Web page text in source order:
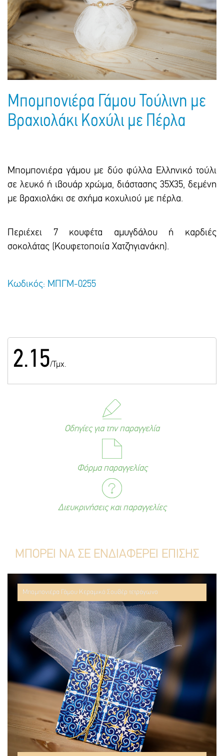
Πακέτα Δώρων
Σακούλες
Τσάντες - Ποδιές - Ομπρέλες
Βιβλία
Παιδικό Πάρτι
Παιδικά Είδη
Ημερολόγια - Ατζέντες
Γραφική Ύλη
Είδη Γραφείου
Τετράδια - Φάκελοι
Μπομπονιέρα Γάμου Τούλινη με
Βραχιολάκι Κοχύλι με Πέρλα
Μπομπονιέρα γάμου με δύο φύλλα Ελληνικό τούλι
σε λευκό ή ιβουάρ χρώμα, διάστασης 35Χ35, δεμένη
με βραχιολάκι σε σχήμα κοχυλιού με πέρλα.
Περιέχει 7 κουφέτα αμυγδάλου ή καρδιές
σοκολάτας (Κουφετοποιία Χατζηγιανάκη).
Κωδικός: ΜΠΓΜ-0255
2.15/Τμχ.
Οδηγίες για την παραγγελία
Φόρμα παραγγελίας
Διευκρινήσεις και παραγγελίες
ΜΠΟΡΕΙ ΝΑ ΣΕ ΕΝΔΙΑΦΕΡΕΙ ΕΠΙΣΗΣ
Μπομπονιέρα Γάμου Κεραμικό Σουβέρ τετράγωνο